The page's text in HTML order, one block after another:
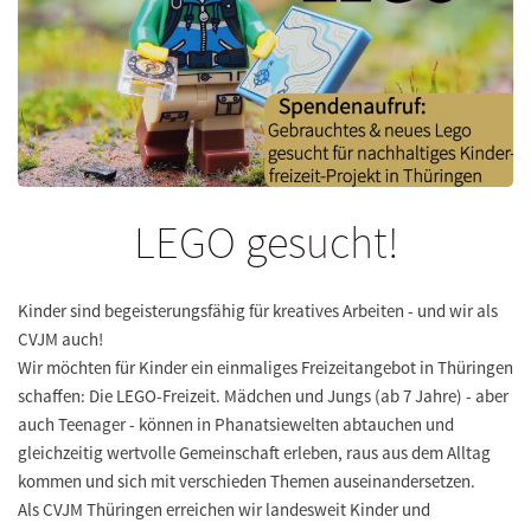
LEGO gesucht!
Kinder sind begeisterungsfähig für kreatives Arbeiten - und wir als
CVJM auch!
Wir möchten für Kinder ein einmaliges Freizeitangebot in Thüringen
schaffen: Die LEGO-Freizeit. Mädchen und Jungs (ab 7 Jahre) - aber
auch Teenager - können in Phanatsiewelten abtauchen und
gleichzeitig wertvolle Gemeinschaft erleben, raus aus dem Alltag
kommen und sich mit verschieden Themen auseinandersetzen.
Als CVJM Thüringen erreichen wir landesweit Kinder und